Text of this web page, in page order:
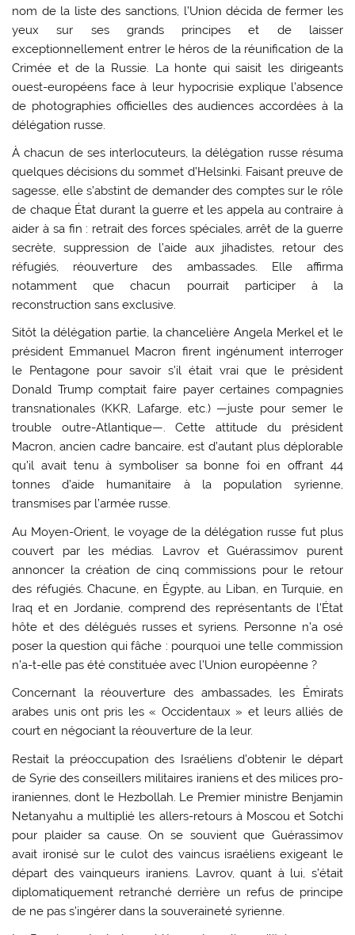
nom de la liste des sanctions, l’Union décida de fermer les
yeux sur ses grands principes et de laisser
exceptionnellement entrer le héros de la réunification de la
Crimée et de la Russie. La honte qui saisit les dirigeants
ouest-européens face à leur hypocrisie explique l’absence
de photographies officielles des audiences accordées à la
délégation russe.
À chacun de ses interlocuteurs, la délégation russe résuma
quelques décisions du sommet d’Helsinki. Faisant preuve de
sagesse, elle s’abstint de demander des comptes sur le rôle
de chaque État durant la guerre et les appela au contraire à
aider à sa fin : retrait des forces spéciales, arrêt de la guerre
secrète, suppression de l’aide aux jihadistes, retour des
réfugiés, réouverture des ambassades. Elle affirma
notamment que chacun pourrait participer à la
reconstruction sans exclusive.
Sitôt la délégation partie, la chancelière Angela Merkel et le
président Emmanuel Macron firent ingénument interroger
le Pentagone pour savoir s’il était vrai que le président
Donald Trump comptait faire payer certaines compagnies
transnationales (KKR, Lafarge, etc.) —juste pour semer le
trouble outre-Atlantique—. Cette attitude du président
Macron, ancien cadre bancaire, est d’autant plus déplorable
qu’il avait tenu à symboliser sa bonne foi en offrant 44
tonnes d’aide humanitaire à la population syrienne,
transmises par l’armée russe.
Au Moyen-Orient, le voyage de la délégation russe fut plus
couvert par les médias. Lavrov et Guérassimov purent
annoncer la création de cinq commissions pour le retour
des réfugiés. Chacune, en Égypte, au Liban, en Turquie, en
Iraq et en Jordanie, comprend des représentants de l’État
hôte et des délégués russes et syriens. Personne n’a osé
poser la question qui fâche : pourquoi une telle commission
n’a-t-elle pas été constituée avec l’Union européenne ?
Concernant la réouverture des ambassades, les Émirats
arabes unis ont pris les « Occidentaux » et leurs alliés de
court en négociant la réouverture de la leur.
Restait la préoccupation des Israéliens d’obtenir le départ
de Syrie des conseillers militaires iraniens et des milices pro-
iraniennes, dont le Hezbollah. Le Premier ministre Benjamin
Netanyahu a multiplié les allers-retours à Moscou et Sotchi
pour plaider sa cause. On se souvient que Guérassimov
avait ironisé sur le culot des vaincus israéliens exigeant le
départ des vainqueurs iraniens. Lavrov, quant à lui, s’était
diplomatiquement retranché derrière un refus de principe
de ne pas s’ingérer dans la souveraineté syrienne.